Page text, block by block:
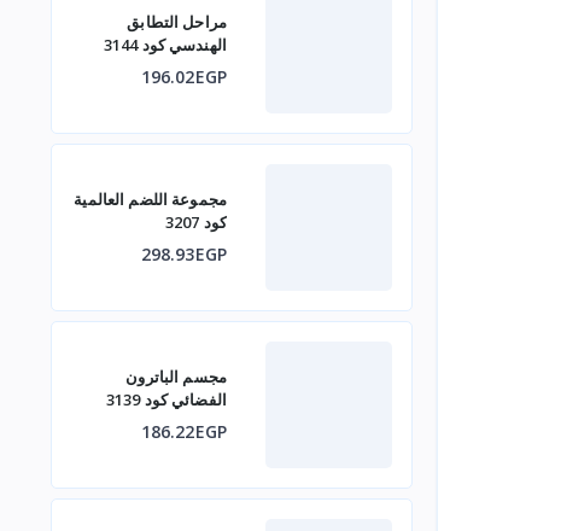
مراحل التطابق
الهندسي كود 3144
196.02EGP
مجموعة اللضم العالمية
كود 3207
298.93EGP
مجسم الباترون
الفضائي كود 3139
186.22EGP